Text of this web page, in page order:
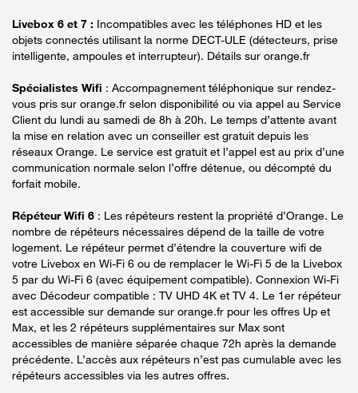
Livebox 6 et 7 : Incompatibles avec les téléphones HD et les
objets connectés utilisant la norme DECT-ULE (détecteurs, prise
intelligente, ampoules et interrupteur). Détails sur orange.fr
Spécialistes Wifi : Accompagnement téléphonique sur rendez-
vous pris sur orange.fr selon disponibilité ou via appel au Service
Client du lundi au samedi de 8h à 20h. Le temps d’attente avant
la mise en relation avec un conseiller est gratuit depuis les
réseaux Orange. Le service est gratuit et l’appel est au prix d’une
communication normale selon l’offre détenue, ou décompté du
forfait mobile.
Répéteur Wifi 6 : Les répéteurs restent la propriété d’Orange. Le
nombre de répéteurs nécessaires dépend de la taille de votre
logement. Le répéteur permet d’étendre la couverture wifi de
votre Livebox en Wi-Fi 6 ou de remplacer le Wi-Fi 5 de la Livebox
5 par du Wi-Fi 6 (avec équipement compatible). Connexion Wi-Fi
avec Décodeur compatible : TV UHD 4K et TV 4. Le 1er répéteur
est accessible sur demande sur orange.fr pour les offres Up et
Max, et les 2 répéteurs supplémentaires sur Max sont
accessibles de manière séparée chaque 72h après la demande
précédente. L’accès aux répéteurs n’est pas cumulable avec les
répéteurs accessibles via les autres offres.